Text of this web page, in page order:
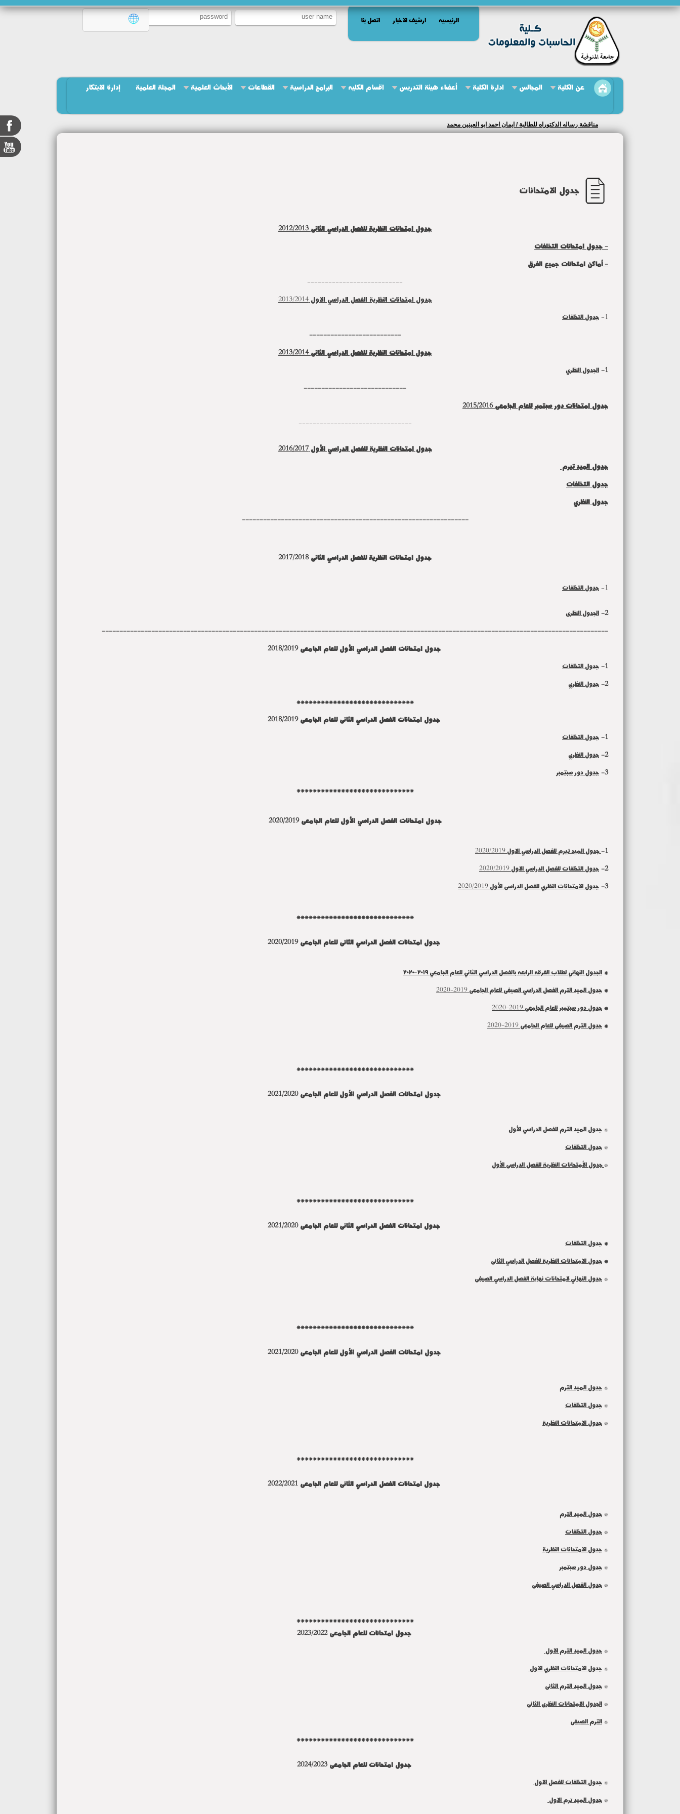
الرئيسيه ارشيف الاخبار اتصل بنا
عن الكلية المجالس ادارة الكلية أعضاء هيئة التدريس اقسام الكليه البرامج الدراسية القطاعات الأبحاث العلمية المجلة العلمية إدارة الابتكار
مناقشة رساله الدكتوراه للطالبة / ايمان احمد ابو العينين محمد
جدول الامتحانات
جدول امتحانات النظرية للفصل الدراسي الثانى 2012/2013
- جدول امتحانات التخلفات
- أماكن امتحانات جميع الفرق
---------------------------
جدول امتحانات النظرية الفصل الدراسي الاول 2013/2014
1- جدول التخلفات
--------------------------
جدول امتحانات النظرية للفصل الدراسي الثانى 2013/2014
1- الجدول النظري
-----------------------------
جدول امتحانات دور سبتمبر للعام الجامعى 2015/2016
--------------------------------
جدول امتحانات النظرية للفصل الدراسي الأول 2016/2017
جدول الميد تيرم
جدول التخلفات
جدول النظري
----------------------------------------------------------------
جدول امتحانات النظرية للفصل الدراسي الثانى 2017/2018
1- جدول التخلفات
2- الجدول النظرى
-----------------------------------------------------------------------------------------------------------------------------------------------
جدول امتحانات الفصل الدراسي الأول للعام الجامعى 2018/2019
1- جدول التخلفات
2- جدول النظري
*****************************
جدول امتحانات الفصل الدراسي الثانى للعام الجامعى 2018/2019
1- جدول التخلفات
2- جدول النظري
3- جدول دور سبتمبر
*****************************
جدول امتحانات الفصل الدراسي الأول للعام الجامعى 2020/2019
1- جدول الميد تيرم للفصل الدراسي الاول 2020/2019
2- جدول التخلفات للفصل الدراسي الاول 2020/2019
3- جدول الامتحانات النظري للفصل الدراسى الأول 2020/2019
*****************************
جدول امتحانات الفصل الدراسي الثانى للعام الجامعى 2020/2019
*الجدول النهائي لطلاب الفرقه الرابعه بالفصل الدراسي الثاني للعام الجامعي ٢٠١٩-٢٠٢٠
*جدول الميد الترم الفصل الدراسي الصيفى للعام الجامعى 2019-2020
*جدول دور سبتمبر للعام الجامعى 2019-2020
*جدول الترم الصيفى للعام الجامعى 2019-2020
*****************************
جدول امتحانات الفصل الدراسي الأول للعام الجامعى 2021/2020
*جدول الميد الترم للفصل الدراسي الأول
*جدول التخلفات
*جدول الأمتحانات النظرية للفصل الدراسى الأول
*****************************
جدول امتحانات الفصل الدراسي الثانى للعام الجامعى 2021/2020
*جدول التخلفات
*جدول الامتحانات النظرية للفصل الدراسي الثانى
*جدول النهائي لامتحانات نهاية الفصل الدراسي الصيفى
*****************************
جدول امتحانات الفصل الدراسي الأول للعام الجامعى 2021/2020
*جدول الميد الترم
*جدول التخلفات
*جدول الامتحانات النظرية
*****************************
جدول امتحانات الفصل الدراسي الثانى للعام الجامعى 2022/2021
*جدول الميد الترم
*جدول التخلفات
*جدول الامتحانات النظرية
*جدول دور سبتمبر
*جدول الفصل الدراسي الصيفى
*****************************
جدول امتحانات للعام الجامعى 2023/2022
*جدول الميد الترم الاول
*جدول الامتحانات النظري الاول
*جدول الميد الترم الثانى
*الجدول الامتحانات النظرى الثانى
*الترم الصيفى
*****************************
جدول امتحانات للعام الجامعى 2024/2023
*جدول التخلفات للفصل الاول
*جدول الميد ترم الاول